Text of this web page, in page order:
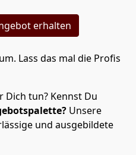
erhalten
Lass das mal die Profis
tun? Kennst Du
Unsere
und ausgebildete